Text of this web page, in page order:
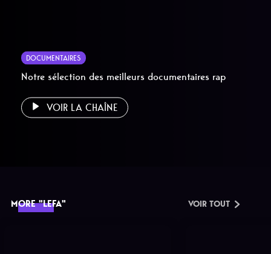
DOCUMENTAIRES
Notre sélection des meilleurs documentaires rap
VOIR LA CHAÎNE
MORE "LEFA" VOIR TOUT